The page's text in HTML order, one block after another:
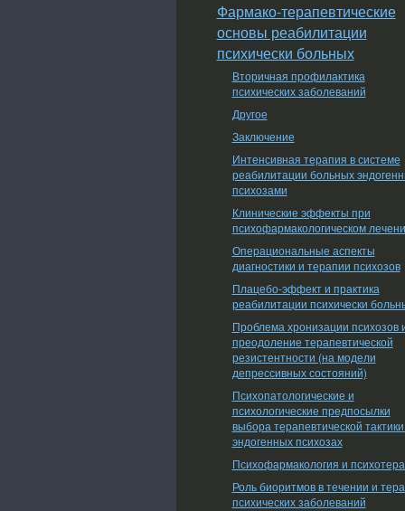
Фармако-терапевтические
основы реабилитации
психически больных
Вторичная профилактика
психических заболеваний
Другое
Заключение
Интенсивная терапия в системе
реабилитации больных
психозами
Клинические эффекты при
психофармакологическом
Операциональные аспекты
диагностики и терапии психозов
Плацебо-эффект и практика
реабилитации психически
Проблема хронизации психозов
преодоление терапевтической
резистентности (на модели
депрессивных состояний)
Психопатологические и
психологические предпосылки
выбора терапевтической
эндогенных психозах
Психофармакология и
Роль биоритмов в течении и
психических заболеваний